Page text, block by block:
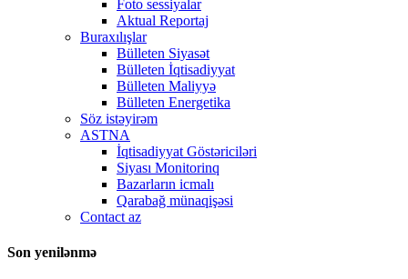
Foto sessiyalar
Aktual Reportaj
Buraxılışlar
Bülleten Siyasət
Bülleten İqtisadiyyat
Bülleten Maliyyə
Bülleten Energetika
Söz istəyirəm
ASTNA
İqtisadiyyat Göstəriciləri
Siyası Monitorinq
Bazarların icmalı
Qarabağ münaqişəsi
Contact az
Son yenilənmə